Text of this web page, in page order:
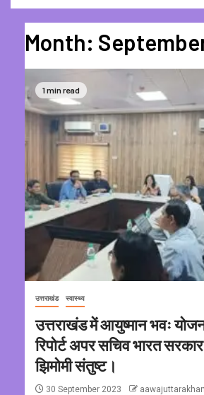
Month:
1 min read
उत्तराखंड स्वास्थ्य
उत्तराखंड में आयुष्मान भवः
रिपोर्ट अपर सचिव भारत
झिमोमी संतुष्ट।
30 September 2023